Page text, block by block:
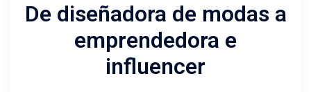
De diseñadora de modas a
emprendedora e
influencer